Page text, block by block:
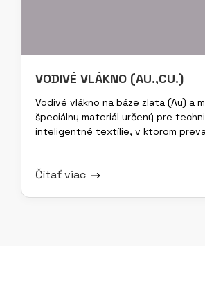
VODIVÉ VLÁKNO (AU.,CU.)
Vodivé vlákno na báze zlata (Au) a
špeciálny materiál určený pre
inteligentné textílie, v ktorom
Čítať viac